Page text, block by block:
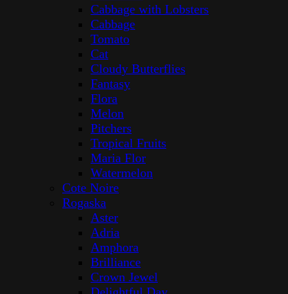
Cabbage with Lobsters
Cabbage
Tomato
Cat
Cloudy Butterflies
Fantasy
Flora
Melon
Pitchers
Tropical Fruits
Maria Flor
Watermelon
Cote Noire
Rogaska
Aster
Adria
Amphora
Brilliance
Crown Jewel